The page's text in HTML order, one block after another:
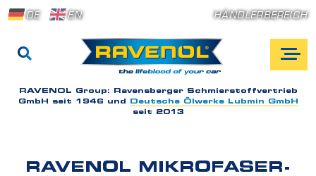
DE EN HÄNDLERBEREICH
RAVENOL Group: Ravensberger Schmierstoffvertrieb
GmbH seit 1946 und
Deutsche Ölwerke Lubmin GmbH
seit 2013
RAVENOL MIKROFASER-